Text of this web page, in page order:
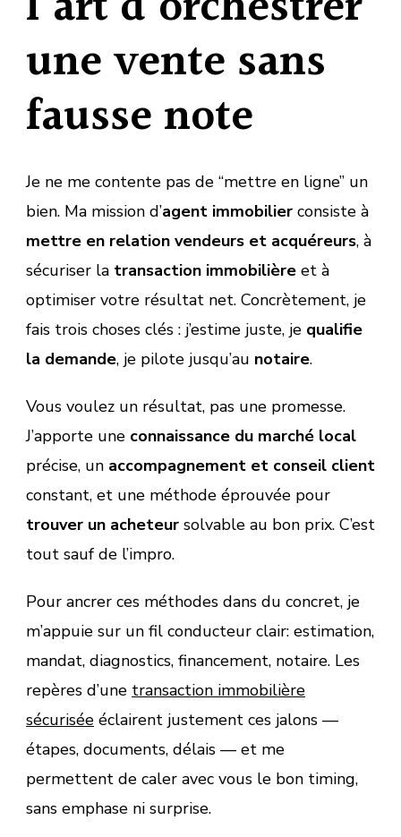
une vente sans
fausse note
Je ne me contente pas de “mettre en ligne” un
bien. Ma mission d’agent immobilier consiste à
mettre en relation vendeurs et acquéreurs, à
sécuriser la transaction immobilière et à
optimiser votre résultat net. Concrètement, je
fais trois choses clés : j’estime juste, je qualifie
la demande, je pilote jusqu’au notaire.
Vous voulez un résultat, pas une promesse.
J’apporte une connaissance du marché local
précise, un accompagnement et conseil client
constant, et une méthode éprouvée pour
trouver un acheteur solvable au bon prix. C’est
tout sauf de l’impro.
Pour ancrer ces méthodes dans du concret, je
m’appuie sur un fil conducteur clair: estimation,
mandat, diagnostics, financement, notaire. Les
repères d’une transaction immobilière
sécurisée éclairent justement ces jalons —
étapes, documents, délais — et me
permettent de caler avec vous le bon timing,
sans emphase ni surprise.